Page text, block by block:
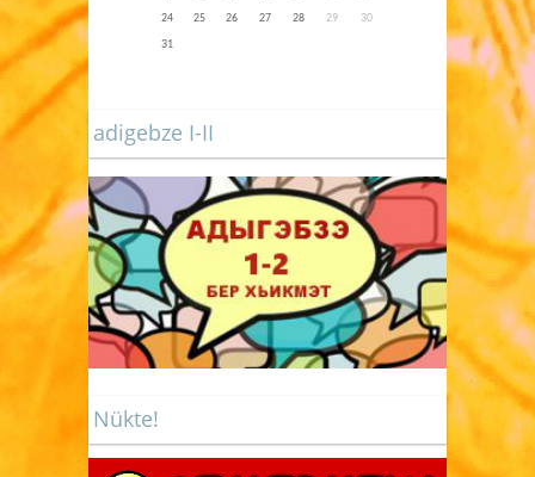
24
25 26 27 28 29
30
31
adigebze I-II
Nükte!